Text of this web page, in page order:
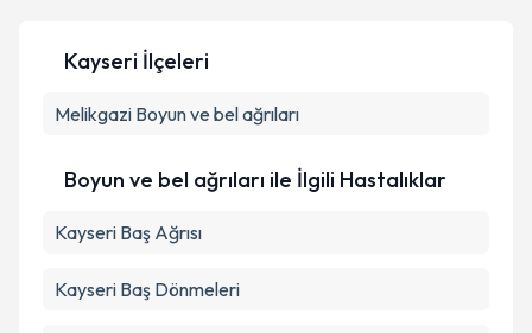
Kayseri İlçeleri
Melikgazi Boyun ve bel ağrıları
Boyun ve bel ağrıları ile İlgili Hastalıklar
Kayseri Baş Ağrısı
Kayseri Baş Dönmeleri